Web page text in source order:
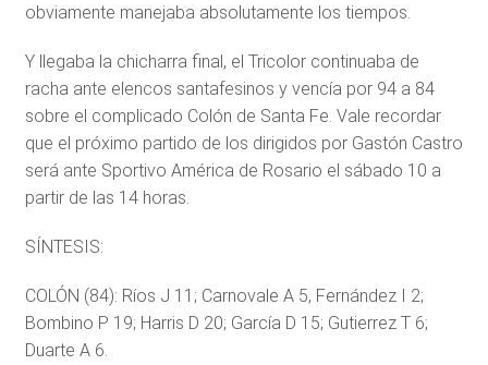
obviamente manejaba absolutamente los tiempos.
Y llegaba la chicharra final, el Tricolor continuaba de
racha ante elencos santafesinos y vencía por 94 a 84
sobre el complicado Colón de Santa Fe. Vale recordar
que el próximo partido de los dirigidos por Gastón Castro
será ante Sportivo América de Rosario el sábado 10 a
partir de las 14 horas.
SÍNTESIS:
COLÓN (84): Ríos J 11; Carnovale A 5, Fernández I 2;
Bombino P 19; Harris D 20; García D 15; Gutierrez T 6;
Duarte A 6.